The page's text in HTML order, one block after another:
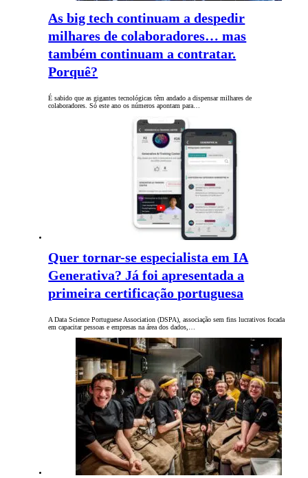
As big tech continuam a despedir
milhares de colaboradores… mas
também continuam a contratar.
Porquê?
É sabido que as gigantes tecnológicas têm andado a dispensar milhares de
colaboradores. Só este ano os números apontam para…
Quer tornar-se especialista em IA
Generativa? Já foi apresentada a
primeira certificação portuguesa
A Data Science Portuguese Association (DSPA), associação sem fins lucrativos focada
em capacitar pessoas e empresas na área dos dados,…